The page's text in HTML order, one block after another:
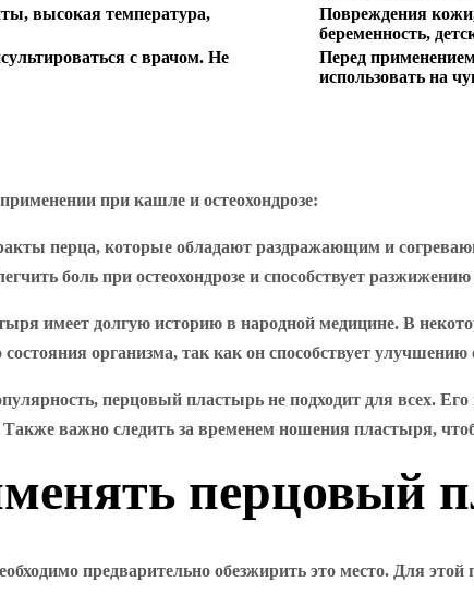
высокая температура,
Повреждения
беременность,
с врачом. Не
Перед
использовать на
при кашле и остеохондрозе:
перца, которые обладают раздражающим и
боль при остеохондрозе и способствует
имеет долгую историю в народной медицине. В
организма, так как он способствует
перцовый пластырь не подходит для всех.
важно следить за временем ношения пластыря,
перцовый
предварительно обезжирить это место. Для